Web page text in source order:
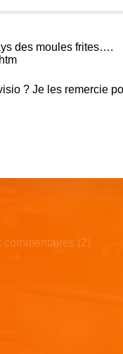
des moules frites….
? Je les remercie
commentaires (2)